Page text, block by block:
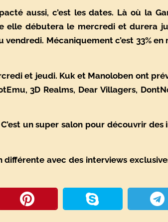
aussi, c’est les dates. Là où la
débutera le mercredi et durera
Mécaniquement c’est 33% en
et jeudi. Kuk et Manoloben ont
3D Realms, Dear Villagers,
un super salon pour découvrir des
avec des interviews